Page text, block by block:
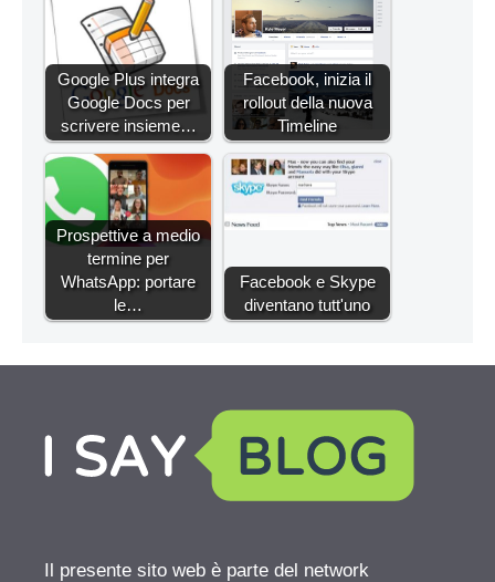
Google Plus integra
Google Docs per
scrivere insieme…
Facebook, inizia il
rollout della nuova
Timeline
Prospettive a medio
termine per
WhatsApp: portare
le…
Facebook e Skype
diventano tutt'uno
Il presente sito web è parte del network